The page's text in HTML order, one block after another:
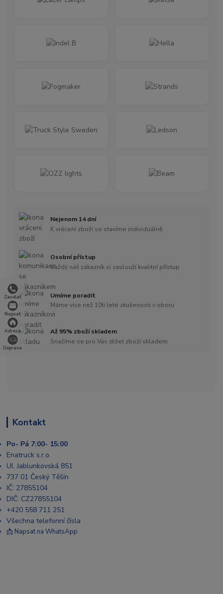
Zavolat
Napsat
Adresa
Doprava
Nejenom 14 dní
K vrácení zboží se stavíme individuálně
Osobní přístup
Každý náš zákazník si zaslouží kvalitní přístup
Umíme poradit
Máme více než 10ti leté zkušenosti v oboru
Až 95% zboží skladem
Snažíme se pro Vás držet zboží skladem
Kontakt
Po- Pá 7:00- 15:00
Enatruck s.r.o.
Ul. Jablunkovská 851
737 01 Český Těšín
IČ: 27855104
DIČ: CZ27855104
+420 558 711 251
Všechna telefonní čísla
📩 Napsat na WhatsApp